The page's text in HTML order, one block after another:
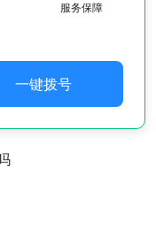
服务保障
一键拨号